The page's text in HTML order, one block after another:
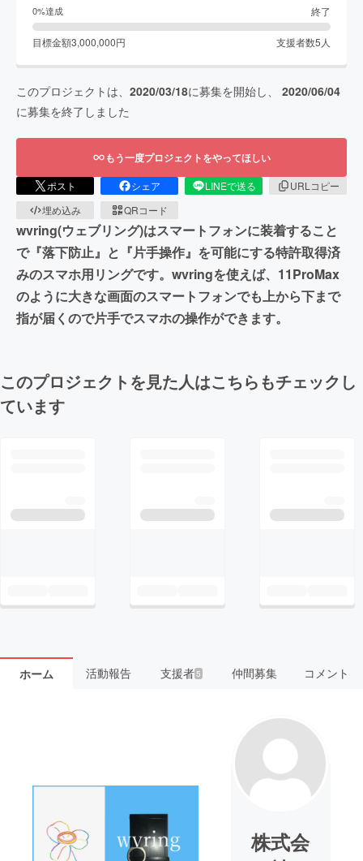
0%達成 終了
目標金額3,000,000円 支援者数5 人
このプロジェクトは、 2020/03/18に募集を開始し、 2020/06/04
に募集を終了しました
もう一度プロジェクトをやってほしい
ポスト シェア LINEで送る
URLコピー
埋め込み
QRコード
wvring(ウェブリング)はスマートフォンに装着すること
で『落下防止』と『片手操作』を可能にする特許取得済
みのスマホ用リングです。wvringを使えば、11ProMax
のように大きな画面のスマートフォンでも上から下まで
指が届くので片手でスマホの操作ができます。
このプロジェクトを見た人はこちらもチェックし
ています
ホーム 活動報告 支援者5 仲間募集 コメント
株式会